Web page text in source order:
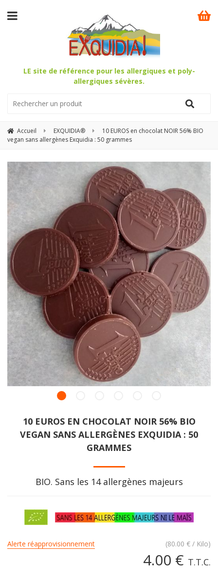
LE site de référence pour les allergiques et poly-
allergiques sévères.
Accueil EXQUIDIA®
10 EUROS en chocolat NOIR 56% BIO
vegan sans allergènes Exquidia : 50 grammes
10 EUROS EN CHOCOLAT NOIR 56% BIO
VEGAN SANS ALLERGÈNES EXQUIDIA : 50
GRAMMES
BIO. Sans les 14 allergènes majeurs
(80.00 € / Kilo)
4.00 € T.T.C.
Alerte réapprovisionnement